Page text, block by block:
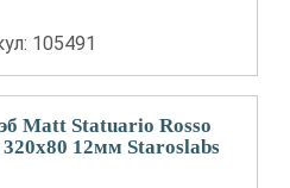
105491
Matt Statuario Rosso
320x80 12мм Staroslabs